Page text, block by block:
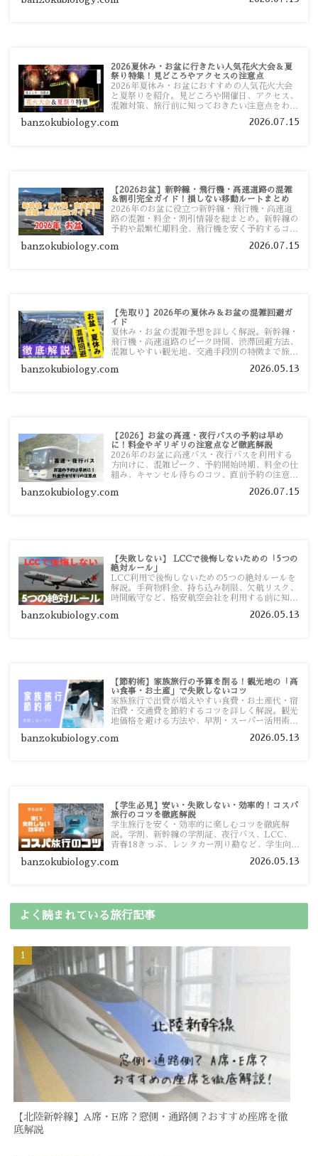
す。
2026夏休み・お盆に行きたい人気花火大会＆夏
祭り特集！見どころやアクセスの注意点
2026年夏休み・お盆におすすめの人気花火大会
と夏祭りを紹介。見どころや開催日、アクセス、
混雑対策、旅行前に知っておきたい注意点をわか
banzokubiology.com 2026.07.15
【2026お盆】新幹線・飛行機・高速道路の混雑
＆割引完全ガイド！損しない移動ルートまとめ
2026年のお盆に役立つ新幹線・飛行機・高速道
路の混雑・料金・割引情報を総まとめ。新幹線の
予約や最繁忙期料金、飛行機を安く予約するコ
い移動方法を分かりやすく解説します。
banzokubiology.com 2026.07.15
【先取り】2026年の夏休み＆お盆の混雑回避ガ
イド
夏休み・お盆の混雑予想を詳しく解説。新幹線・
飛行機・高速道路のピーク時間、渋滞回避方法、
混雑しやすい観光地、交通手段別の特徴まで旅行
banzokubiology.com 2026.05.13
【2026】お盆の高速・夜行バスの予約は早め
に！料金やギリギリの注意点など徹底解説
2026年のお盆に高速バス・夜行バスを利用する
方向けに、混雑ピーク、予約開始時期、料金の仕
組み、キャンセル待ちのコツ、直前予約の注意点
banzokubiology.com 2026.07.15
【失敗しない】 LCCで後悔しないための「5つの
絶対ルール」
LCC利用で後悔しないための5つの絶対ルールを
解説。手荷物料金、持ち込み制限、欠航リスク、
時間厳守など、格安航空会社を利用する前に知っ
す。
banzokubiology.com 2026.05.13
【節約術】家族旅行の予算を削る！観光地の「高
い食事・お土産」で失敗しないコツ
家族旅行で出費が増えやすい食費・お土産代・宿
泊費・交通費を節約するコツを詳しく解説。観光
地価格を避ける方法や、早割・スーパー活用術、
banzokubiology.com 2026.05.13
【学生必見】安い・失敗しない・効率的！コスパ
旅行のコツを徹底解説
学生旅行を安く・効率的に楽しむコツを徹底解
説。学割、新幹線の学割証、夜行バス、LCC、
青春18きっぷ、レンタカー割り勘など、学生向け
banzokubiology.com 2026.05.13
よく読まれている旅行記事
【北陸新幹線】A席・E席？窓側・通路側？おすすめ座席を徹
底解説